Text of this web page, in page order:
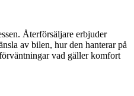
Återförsäljare erbjuder
av bilen, hur den hanterar på
vad gäller komfort